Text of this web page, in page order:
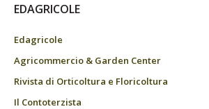
EDAGRICOLE
Edagricole
Agricommercio & Garden Center
Rivista di Orticoltura e Floricoltura
Il Contoterzista